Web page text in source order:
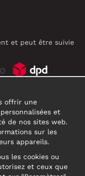
et peut être suivie
Tallinn
offrir une
et
de nos sites web.
sur les
appareils.
les cookies ou
et ceux que